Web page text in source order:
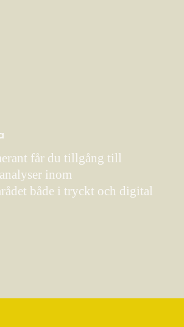
får du tillgång till
inom
både i tryckt och digital